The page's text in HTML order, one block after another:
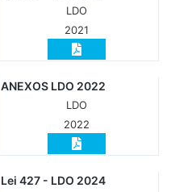
LDO
2021
ANEXOS LDO 2022
LDO
2022
Lei 427 - LDO 2024